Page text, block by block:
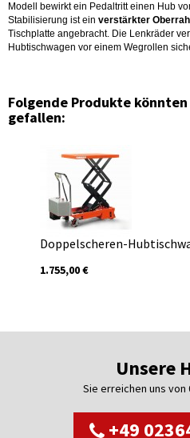
Modell bewirkt ein Pedaltritt einen Hub
Stabilisierung ist ein verstärkter
Tischplatte angebracht. Die Lenkräder
Hubtischwagen vor einem Wegrollen
Folgende Produkte
gefallen:
Doppelscheren-
1.755,00 €
Unsere
Sie erreichen uns von
+49